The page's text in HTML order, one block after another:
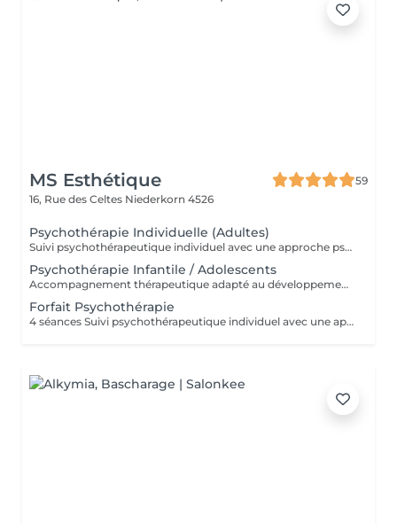
MS Esthétique
59
16, Rue des Celtes Niederkorn 4526
Psychothérapie Individuelle (Adultes)
Suivi psychothérapeutique individuel avec une approche psychanalytique, axé sur la connaissance de soi, l'élaboration émotionnelle, la réduction de l'anxiété et l'amélioration de la qualité de vie. SPM et Santé de la Femme Accompagnement thérapeutique axé sur la santé émotionnelle et hormonale de la femme, pouvant intégrer la psychothérapie et l'acupuncture.
Psychothérapie Infantile / Adolescents
Accompagnement thérapeutique adapté au développement émotionnel des enfants et des adolescents, avec un accent sur le comportement, les émotions et les liens familiaux. Éducation Sexuelle Émotionnelle Séances éducatives et thérapeutiques favorisant le développement sain de la sexualité, des émotions, des limites et de la communication. Prévention des Abus Sexuels Interventions psychoéducatives axées sur la prévention des abus sexuels, renforçant la conscience corporelle, émotionnelle et les stratégies de protection.
Forfait Psychothérapie
4 séances Suivi psychothérapeutique individuel avec une approche psychanalytique, axé sur la connaissance de soi, l’élaboration émotionnelle, la réduction de l’anxiété et l’amélioration de la qualité de vie.